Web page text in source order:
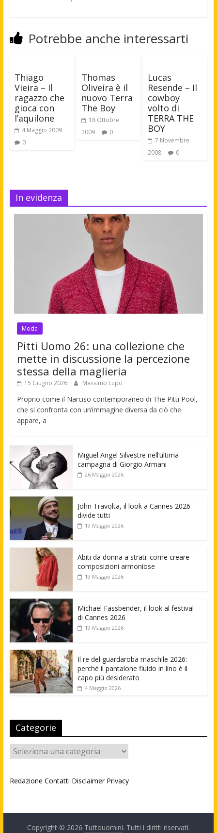
Potrebbe anche interessarti
Thiago
Vieira – Il
ragazzo che
gioca con
l’aquilone
4 Maggio 2009
0
Thomas
Oliveira è il
nuovo Terra
The Boy
18 Ottobre
2009
0
Lucas
Resende – Il
cowboy
volto di
TERRA THE
BOY
7 Novembre
2008
0
In evidenza
Moda
Pitti Uomo 26: una collezione che
mette in discussione la percezione
stessa della maglieria
15 Giugno 2026 Massimo Lupo
Proprio come il Narciso contemporaneo di The Pitti Pool,
che si confronta con un’immagine diversa da ciò che
appare, a
Miguel Angel Silvestre nell’ultima
campagna di Giorgio Armani
26 Maggio 2026
John Travolta, il look a Cannes 2026
divide tutti
19 Maggio 2026
Abiti da donna a strati: come creare
composizioni armoniose
19 Maggio 2026
Michael Fassbender, il look al festival
di Cannes 2026
19 Maggio 2026
Il re del guardaroba maschile 2026:
perché il pantalone fluido in lino è il
capo più desiderato
4 Maggio 2026
Categorie
Categorie
Redazione Contatti Disclaimer Privacy
Copyright © 2026 Tuttouomini. Tutti i diritti riservati.